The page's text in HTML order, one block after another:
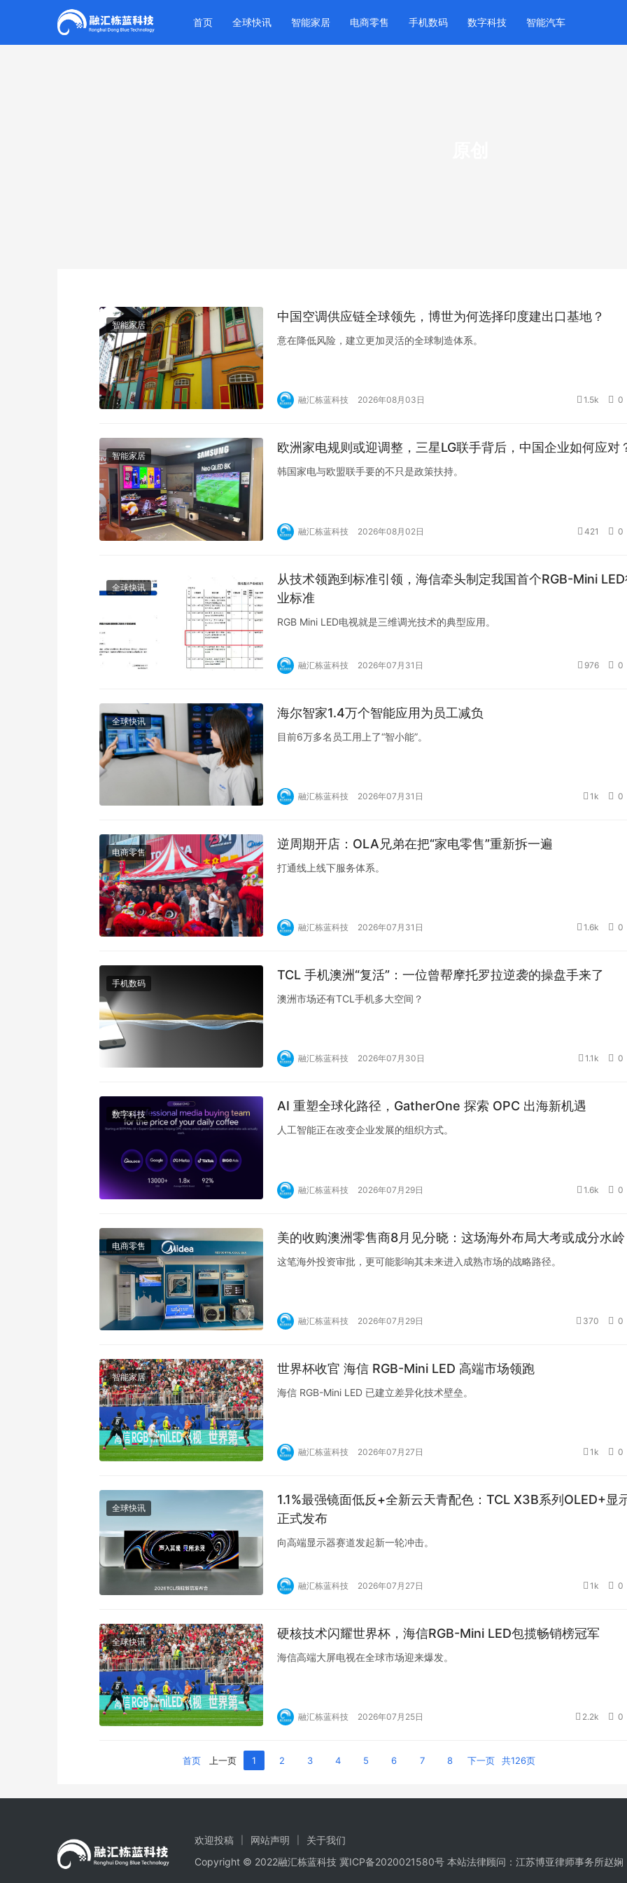
首页 全球快讯 智能家居 电商零售 手机数码 数字科技 智能汽车
智能家居
中国空调供应链全球领先，博世为何选择印度建出口基地？
意在降低风险，建立更加灵活的全球制造体系。
融汇栋蓝科技 2026年08月03日 1.5k 0
智能家居
欧洲家电规则或迎调整，三星LG联手背后，中国企业如何应对
韩国家电与欧盟联手要的不只是政策扶持。
融汇栋蓝科技 2026年08月02日 421 0
全球快讯
从技术领跑到标准引领，海信牵头制定我国首个RGB-Mini
业标准
RGB Mini LED电视就是三维调光技术的典型应用。
融汇栋蓝科技 2026年07月31日 976 0
全球快讯
海尔智家1.4万个智能应用为员工减负
目前6万多名员工用上了“智小能”。
融汇栋蓝科技 2026年07月31日 1k 0
电商零售
逆周期开店：OLA兄弟在把“家电零售”重新拆一遍
打通线上线下服务体系。
融汇栋蓝科技 2026年07月31日 1.6k 0
手机数码
TCL 手机澳洲“复活”：一位曾帮摩托罗拉逆袭的操盘手来了
澳洲市场还有TCL手机多大空间？
融汇栋蓝科技 2026年07月30日 1.1k 0
数字科技
AI 重塑全球化路径，GatherOne 探索 OPC 出海新机遇
人工智能正在改变企业发展的组织方式。
融汇栋蓝科技 2026年07月29日 1.6k 0
电商零售
美的收购澳洲零售商8月见分晓：这场海外布局大考或成分水岭
这笔海外投资审批，更可能影响其未来进入成熟市场的战略路径。
融汇栋蓝科技 2026年07月29日 370 0
智能家居
世界杯收官 海信 RGB-Mini LED 高端市场领跑
海信 RGB-Mini LED 已建立差异化技术壁垒。
融汇栋蓝科技 2026年07月27日 1k 0
全球快讯
1.1%最强镜面低反+全新云天青配色：TCL X3B系列OLED+显
正式发布
向高端显示器赛道发起新一轮冲击。
融汇栋蓝科技 2026年07月27日 1k 0
全球快讯
硬核技术闪耀世界杯，海信RGB-Mini LED包揽畅销榜冠军
海信高端大屏电视在全球市场迎来爆发。
融汇栋蓝科技 2026年07月25日 2.2k 0
首页 上一页 1 2 3 4 5 6 7 8 下一页 共126页
欢迎投稿 网站声明
关于我们
Copyright © 2022融汇栋蓝科技 冀ICP备2020021580号 本站法律顾问：江苏博亚律师事务所赵娴